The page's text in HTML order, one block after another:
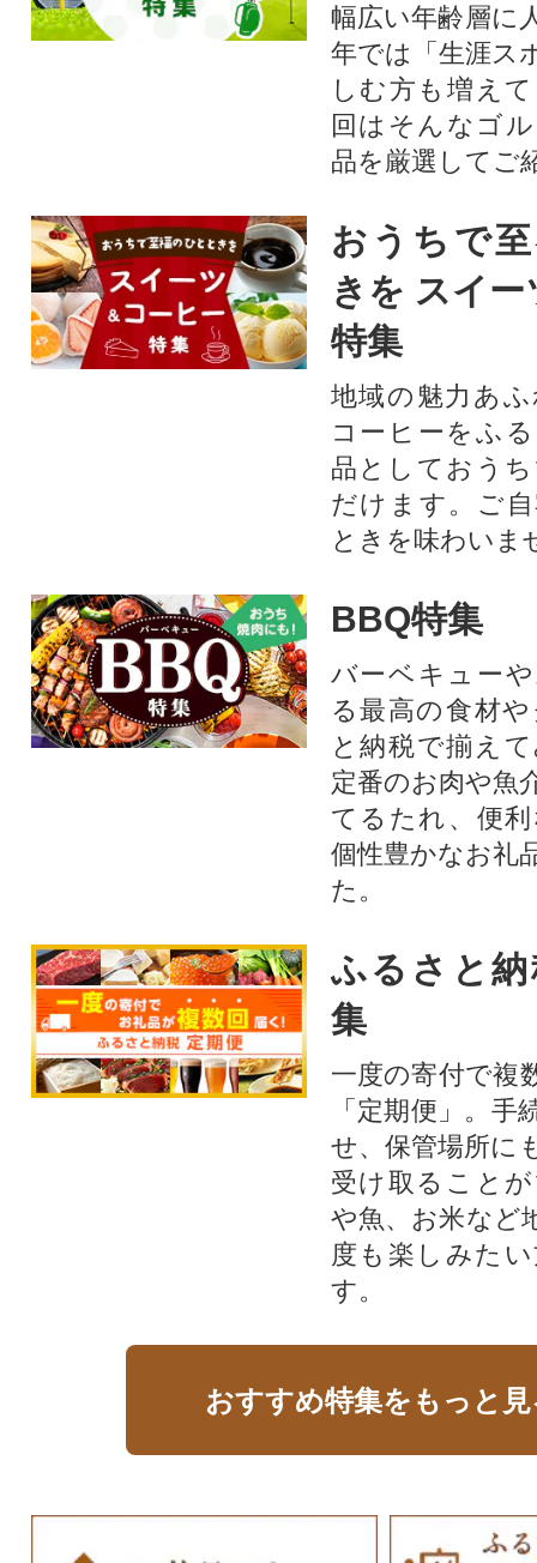
幅広い年齢層に
年では「生涯ス
しむ方も増え
回はそんなゴ
品を厳選してご
おうちで
きを スイ
特集
地域の魅力あ
コーヒーをふ
品としておう
だけます。ご
ときを味わいま
BBQ特集
バーベキュー
る最高の食材
と納税で揃え
定番のお肉や魚
てるたれ、便
個性豊かなお礼
た。
ふるさと
集
一度の寄付で複
「定期便」。
せ、保管場所に
受け取ること
や魚、お米など
度も楽しみた
す。
おすすめ特集をもっと